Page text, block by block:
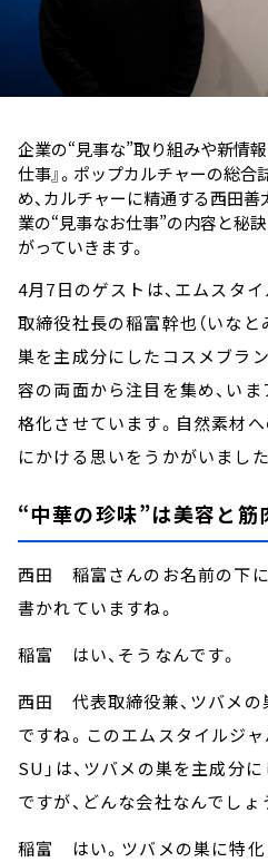
企業の“見事な”取り組みや新情
仕事』。ポップカルチャーの総合
め、カルチャーに精通する西田
業の“見事なお仕事”の内容と秘
がっていきます。
4月7日のゲストは、エムスタ
取締役社長の稲富幹也（いなと
巣を主成分にしたコスメブラ
容の両面から注目を集め、い
格化させています。自然素材
にかける思いをうかがいました
“中華の珍味”は美容と筋
西田 稲富さんのお名前の下に
書かれていますね。
稲富 はい、そうなんです。
西田 代表取締役兼、ツバメの
ですね。このエムスタイルジ
SU」は、ツバメの巣を主成分
ですが、どんな会社なんでしょ
稲富 はい。ツバメの巣に特